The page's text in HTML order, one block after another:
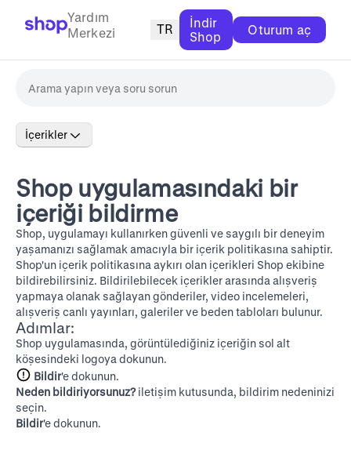
Yardım
Merkezi
TR
İndir
Shop
Oturum aç
İçerikler
Shop uygulamasındaki bir
içeriği bildirme
Shop, uygulamayı kullanırken güvenli ve saygılı bir deneyim
yaşamanızı sağlamak amacıyla bir içerik politikasına sahiptir.
Shop'un içerik politikasına aykırı olan içerikleri Shop ekibine
bildirebilirsiniz. Bildirilebilecek içerikler arasında alışveriş
yapmaya olanak sağlayan gönderiler, video incelemeleri,
alışveriş canlı yayınları, galeriler ve beden tabloları bulunur.
Adımlar:
Shop uygulamasında, görüntülediğiniz içeriğin sol alt
köşesindeki logoya dokunun.
Bildir'e dokunun.
Neden bildiriyorsunuz?iletişim kutusunda, bildirim nedeninizi
seçin.
Bildir'e dokunun.